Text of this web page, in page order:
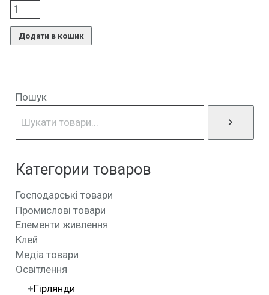
Додати в кошик
Пошук
Категории товаров
Господарські товари
Промислові товари
Елементи живлення
Клей
Медіа товари
Освітлення
Гірлянди